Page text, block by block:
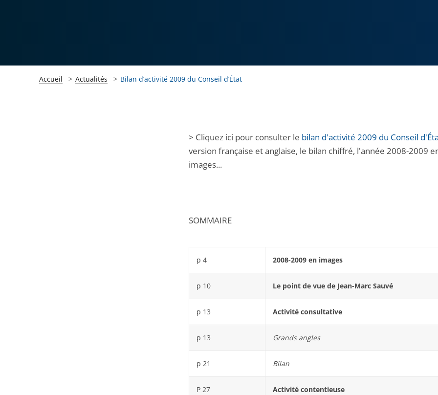
Accueil Actualités Bilan d’activité 2009 du Conseil d’État
> Cliquez ici pour consulter le bilan d'activité 2009 du Conseil
version française et anglaise, le bilan chiffré, l'année 2008-2009
images...
SOMMAIRE
p 4 2008-2009 en images
p 10 Le point de vue de Jean-Marc Sauvé
p 13 Activité consultative
p 13 Grands angles
p 21 Bilan
P 27 Activité contentieuse